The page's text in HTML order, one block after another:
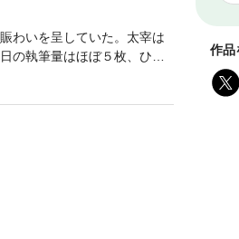
作品
わいを呈していた。太宰は
の執筆量はほぼ５枚、ひと
た。母 父 女神 フォスフ